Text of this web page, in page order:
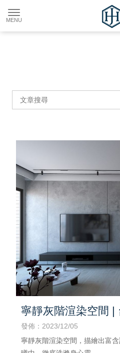
寧靜灰階渲染空間 |
中住宅設計
發佈：2023/12/05
寧靜灰階渲染空間，描繪出富